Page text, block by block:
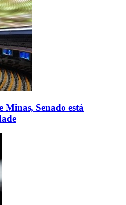
Minas, Senado está